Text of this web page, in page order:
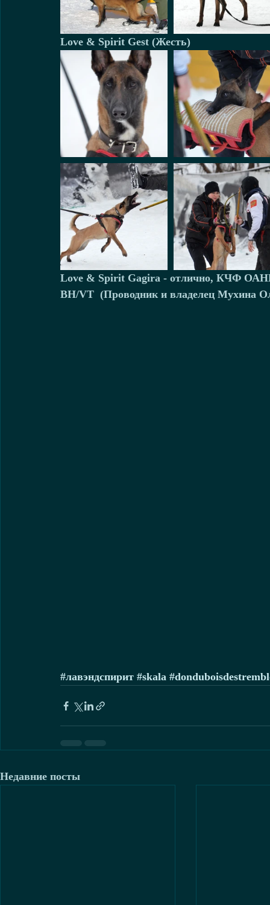
Love & Spirit Gest (Жесть)
Love & Spirit Gagira - отлично, КЧФ
BH/VT  (Проводник и владелец Мухина
#лавэндспирит #skala
Недавние посты